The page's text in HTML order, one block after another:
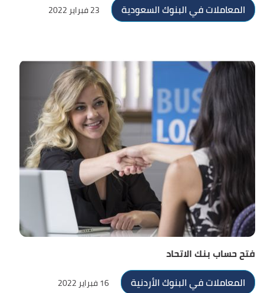
المعاملات في البنوك السعودية
23 فبراير 2022
فتح حساب بنك الاتحاد
المعاملات في البنوك الأردنية
16 فبراير 2022